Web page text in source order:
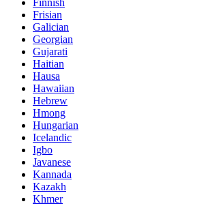
Frisian
Galician
Georgian
Gujarati
Haitian
Hausa
Hawaiian
Hebrew
Hmong
Hungarian
Icelandic
Igbo
Javanese
Kannada
Kazakh
Khmer